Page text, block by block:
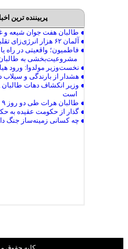
پربیننده ترین اخبار 48 ساعت